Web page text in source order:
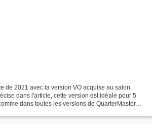
de 2021 avec la version VO acquise au salon
dans l'article, cette version est idéale pour 5
dans toutes les versions de QuarterMaster